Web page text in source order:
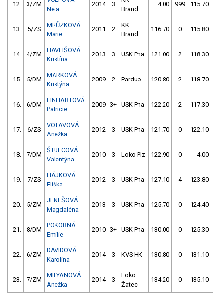
12. 3/ZM
Nela
2014 3
Brand
4.00 999 115.70
13. 5/ZS
MRŮZKOVÁ
Marie
2011 2
KK
Brand
116.70 0 115.80
14. 4/ZM
HAVLIŠOVÁ
Kristína
2013 3 USK Pha 121.00 2 118.30
15. 5/DM
MARKOVÁ
Kristýna
2009 2 Pardub. 120.80 2 118.70
16. 6/DM
LINHARTOVÁ
Patricie
2009 3+ USK Pha 122.20 2 117.30
17. 6/ZS
VOTAVOVÁ
Anežka
2012 3 USK Pha 121.70 0 122.10
18. 7/DM
ŠTULCOVÁ
Valentýna
2010 3 Loko Plz 122.90 0 4.00
19. 7/ZS
HÁJKOVÁ
Eliška
2012 3 USK Pha 127.10 4 123.80
20. 5/ZM
JENEŠOVÁ
Magdaléna
2013 3 USK Pha 125.70 0 124.40
21. 8/DM
POKORNÁ
Emílie
2010 3+ USK Pha 130.00 0 125.30
22. 6/ZM
DAVIDOVÁ
Karolína
2014 3 KVS HK 130.80 0 131.10
23. 7/ZM
MILYANOVÁ
Anežka
2014 3
Loko
Žatec
134.20 0 135.10